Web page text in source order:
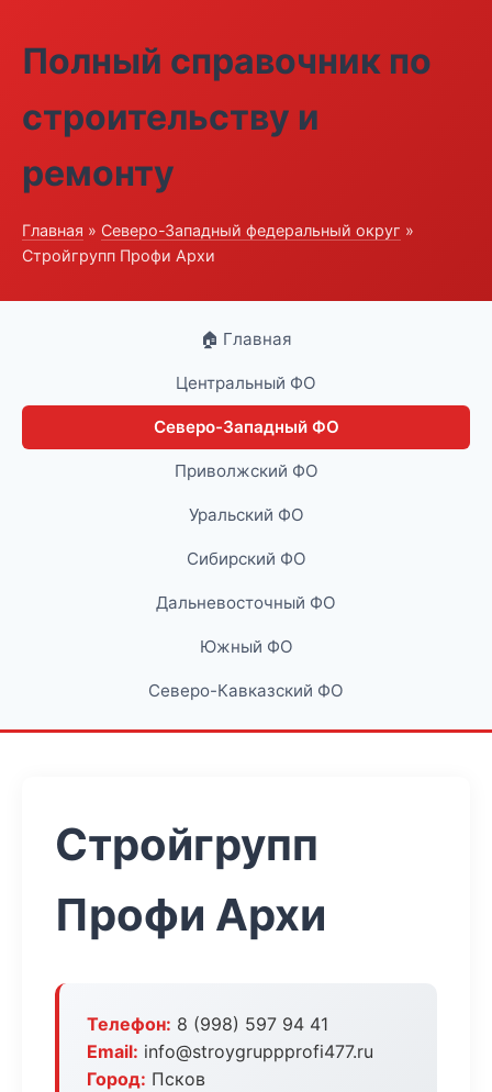
Полный справочник по
строительству и
ремонту
Главная » Северо-Западный федеральный округ »
Стройгрупп Профи Архи
🏠 Главная
Центральный ФО
Северо-Западный ФО
Приволжский ФО
Уральский ФО
Сибирский ФО
Дальневосточный ФО
Южный ФО
Северо-Кавказский ФО
Стройгрупп
Профи Архи
Телефон: 8 (998) 597 94 41
Email: info@stroygruppprofi477.ru
Город: Псков